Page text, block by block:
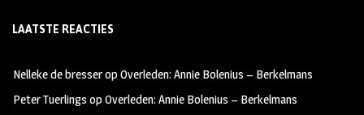
b
oo
k
ag
m
tt
LAATSTE REACTIES
Nelleke de bresseropOverleden: Annie Bolenius – Berkelmans
Peter Tuerlings opOverleden: Annie Bolenius – Berkelmans